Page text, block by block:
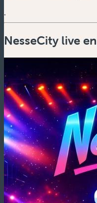
.
NesseCity live